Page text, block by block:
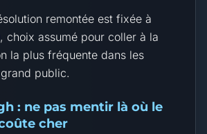
remontée est fixée à
, choix assumé pour coller à la
la plus fréquente dans les
public.
: ne pas mentir là où le
cher